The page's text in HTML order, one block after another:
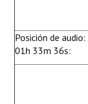
Posición de audio:
01h 33m 36s: